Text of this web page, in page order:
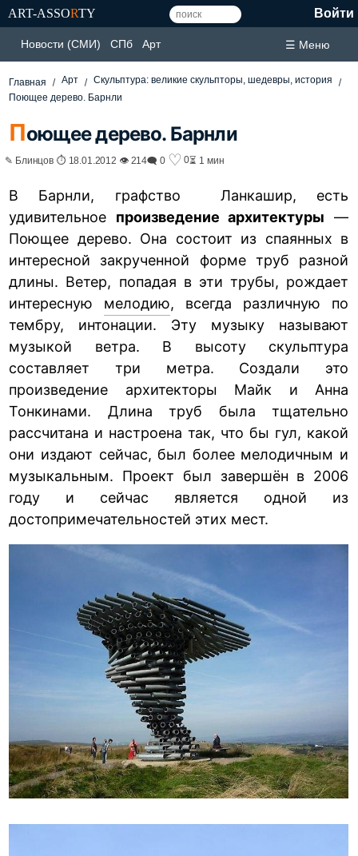
ART-ASSORTY Войти
Новости (СМИ) СПб Арт ☰ Меню
Главная Арт
Скульптура: великие скульпторы, шедевры, история
Поющее дерево. Барнли
Поющее дерево. Барнли
✎ Блинцов ⏱ 18.01.2012 👁 214🗨 0 ♡ 0⏳ 1 мин
В Барнли, графство Ланкашир, есть
удивительное произведение архитектуры —
Поющее дерево. Она состоит из спаянных в
интересной закрученной форме труб разной
длины. Ветер, попадая в эти трубы, рождает
интересную мелодию, всегда различную по
тембру, интонации. Эту музыку называют
музыкой ветра. В высоту скульптура
составляет три метра. Создали это
произведение архитекторы Майк и Анна
Тонкинами. Длина труб была тщательно
рассчитана и настроена так, что бы гул, какой
они издают сейчас, был более мелодичным и
музыкальным. Проект был завершён в 2006
году и сейчас является одной из
достопримечательностей этих мест.